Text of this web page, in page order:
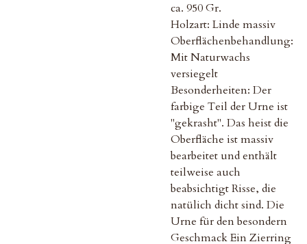
ca. 950 Gr.
Holzart: Linde massiv
Oberflächenbehandlung:
Mit Naturwachs
versiegelt
Besonderheiten: Der
farbige Teil der Urne ist
"gekrasht". Das heist die
Oberfläche ist massiv
bearbeitet und enthält
teilweise auch
beabsichtigt Risse, die
natülich dicht sind. Die
Urne für den besondern
Geschmack Ein Zierring